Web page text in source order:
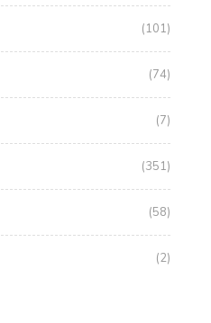
(101)
(74)
(7)
(351)
(58)
(2)